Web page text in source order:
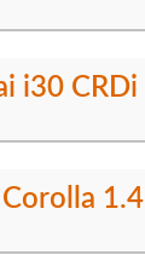
i30 CRDi
Corolla 1.4